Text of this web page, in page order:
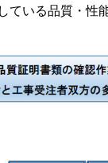
ている品質・性